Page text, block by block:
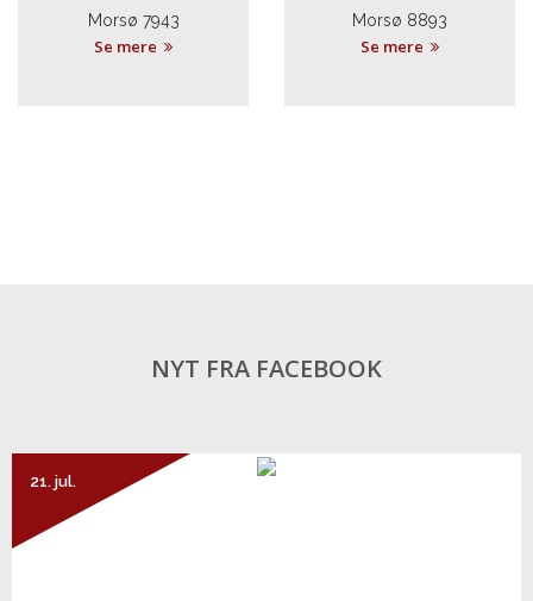
Morsø 7943
Se mere
Morsø 8893
Se mere
NYT FRA FACEBOOK
21. jul.